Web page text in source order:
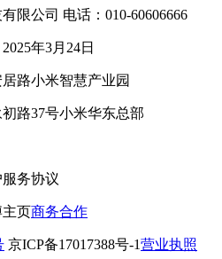
限公司 电话：010-60606666
年3月24日
路小米智慧产业园
路37号小米华东总部
服务协议
页商务合作
京ICP备17017388号-1营业执照